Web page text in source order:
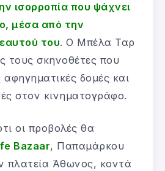
ισορροπία που ψάχνει
μέσα από την
του. Ο Μπέλα Ταρ
τους σκηνοθέτες που
αφηγηματικές δομές και
στον κινηματογράφο.
οι προβολές θα
Bazaar, Παπαμάρκου
πλατεία Άθωνος, κοντά